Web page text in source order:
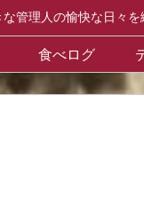
管理人の愉快な日々
食べログ